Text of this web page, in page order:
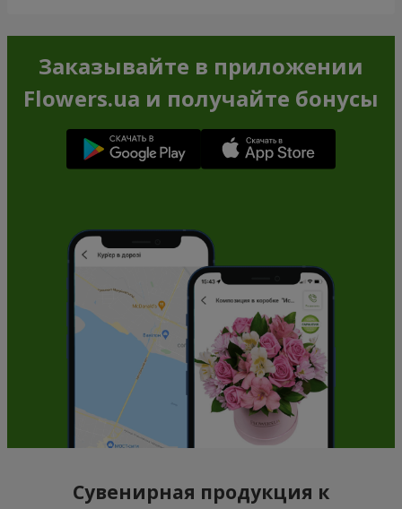
Заказывайте в приложении
Flowers.ua и получайте бонусы
Сувенирная продукция к